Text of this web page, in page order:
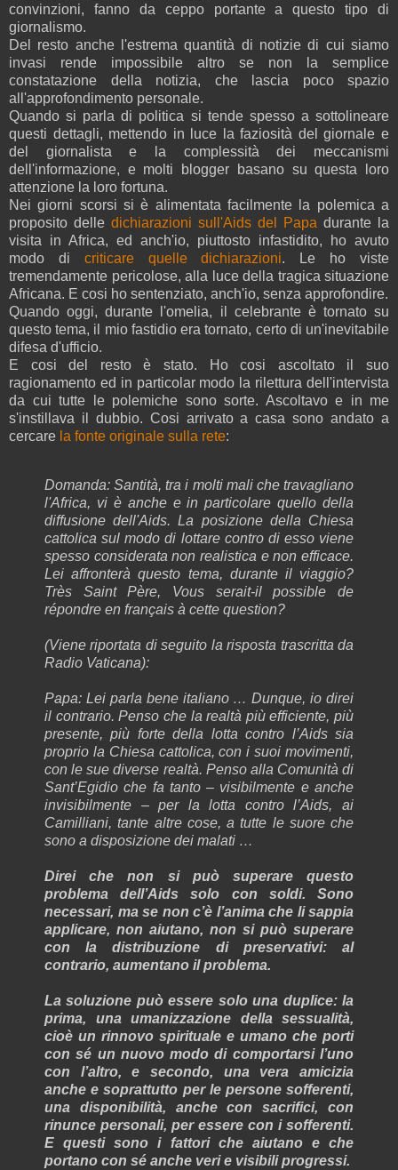
convinzioni, fanno da ceppo portante a questo tipo di
giornalismo.
Del resto anche l'estrema quantità di notizie di cui siamo
invasi rende impossibile altro se non la semplice
constatazione della notizia, che lascia poco spazio
all'approfondimento personale.
Quando si parla di politica si tende spesso a sottolineare
questi dettagli, mettendo in luce la faziosità del giornale e
del giornalista e la complessità dei meccanismi
dell'informazione, e molti blogger basano su questa loro
attenzione la loro fortuna.
Nei giorni scorsi si è alimentata facilmente la polemica a
proposito delle dichiarazioni sull'Aids del Papa durante la
visita in Africa, ed anch'io, piuttosto infastidito, ho avuto
modo di criticare quelle dichiarazioni. Le ho viste
tremendamente pericolose, alla luce della tragica situazione
Africana. E cosi ho sentenziato, anch'io, senza approfondire.
Quando oggi, durante l'omelia, il celebrante è tornato su
questo tema, il mio fastidio era tornato, certo di un'inevitabile
difesa d'ufficio.
E cosi del resto è stato. Ho cosi ascoltato il suo
ragionamento ed in particolar modo la rilettura dell'intervista
da cui tutte le polemiche sono sorte. Ascoltavo e in me
s'instillava il dubbio. Cosi arrivato a casa sono andato a
cercare la fonte originale sulla rete:
Domanda: Santità, tra i molti mali che travagliano
l'Africa, vi è anche e in particolare quello della
diffusione dell'Aids. La posizione della Chiesa
cattolica sul modo di lottare contro di esso viene
spesso considerata non realistica e non efficace.
Lei affronterà questo tema, durante il viaggio?
Très Saint Père, Vous serait-il possible de
répondre en français à cette question?
(Viene riportata di seguito la risposta trascritta da
Radio Vaticana):
Papa: Lei parla bene italiano … Dunque, io direi
il contrario. Penso che la realtà più efficiente, più
presente, più forte della lotta contro l’Aids sia
proprio la Chiesa cattolica, con i suoi movimenti,
con le sue diverse realtà. Penso alla Comunità di
Sant’Egidio che fa tanto – visibilmente e anche
invisibilmente – per la lotta contro l’Aids, ai
Camilliani, tante altre cose, a tutte le suore che
sono a disposizione dei malati …
Direi che non si può superare questo
problema dell’Aids solo con soldi. Sono
necessari, ma se non c’è l’anima che li sappia
applicare, non aiutano, non si può superare
con la distribuzione di preservativi: al
contrario, aumentano il problema.
La soluzione può essere solo una duplice: la
prima, una umanizzazione della sessualità,
cioè un rinnovo spirituale e umano che porti
con sé un nuovo modo di comportarsi l’uno
con l’altro, e secondo, una vera amicizia
anche e soprattutto per le persone sofferenti,
una disponibilità, anche con sacrifici, con
rinunce personali, per essere con i sofferenti.
E questi sono i fattori che aiutano e che
portano con sé anche veri e visibili progressi.